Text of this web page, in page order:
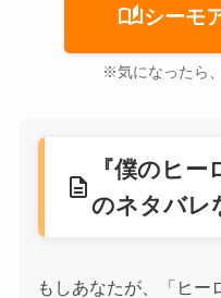
auto_storiesシーモ
※気になったら
description
『僕のヒー
のネタバレ
もしあなたが、「ヒー